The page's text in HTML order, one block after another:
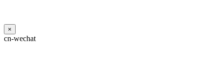
침
동
×
cn-wechat